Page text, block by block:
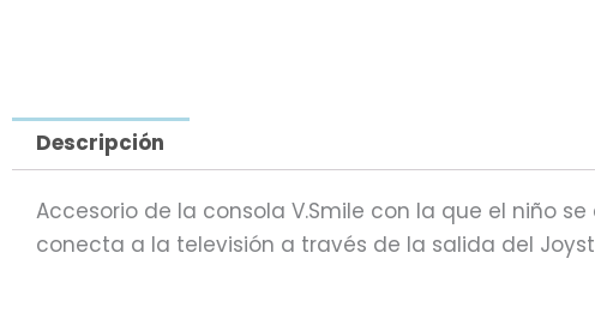
Descripción
Accesorio de la consola V.Smile con la que el niño
conecta a la televisión a través de la salida del